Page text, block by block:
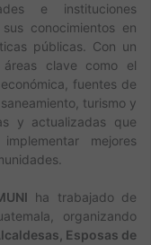
e instituciones
conocimientos en
públicas. Con un
clave como el
fuentes de
turismo y
y actualizadas que
mejores
ha trabajado de
organizando
Esposas de